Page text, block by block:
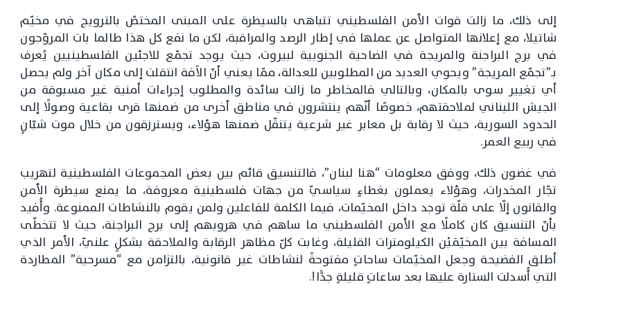
إلى ذلك، ما زالت قوات الأمن الفلسطيني تتباهى بالسيطرة على المبنى المختصّ بالترويج في مخيّم
شاتيلا، مع إعلانها المتواصل عن عملها في إطار الرصد والمراقبة، لكن ما نفع كل هذا طالما بات المروّجون
في برج البراجنة والمريجة في الضاحية الجنوبية لبيروت، حيث يوجد تجمّع للاجئين الفلسطينيين يُعرف
بـ”تجمّع المريجة” ويحوي العديد من المطلوبين للعدالة، ممّا يعني أنّ الآفة انتقلت إلى مكان آخر ولم يحصل
أي تغيير سوى بالمكان، وبالتالي فالمخاطر ما زالت سائدة والمطلوب إجراءات أمنية غير مسبوقة من
الجيش اللبناني لملاحقتهم، خصوصًا أنّهم ينتشرون في مناطق أخرى من ضمنها قرى بقاعية وصولًا إلى
الحدود السورية، حيث لا رقابة بل معابر غير شرعية يتنقّل ضمنها هؤلاء، ويسترزقون من خلال موت شبّانٍ
في ربيع العمر.
في غضون ذلك، ووفق معلومات “هنا لبنان”، فالتنسيق قائم بين بعض المجموعات الفلسطينية لتهريب
تجّار المخدرات، وهؤلاء يعملون بغطاءٍ سياسيّ من جهات فلسطينية معروفة، ما يمنع سيطرة الأمن
والقانون إلّا على قلّة توجد داخل المخيّمات، فيما الكلمة للفاعلين ولمن يقوم بالنشاطات الممنوعة. وأُفيد
بأنّ التنسيق كان كاملًا مع الأمن الفلسطيني ما ساهم في هروبهم إلى برج البراجنة، حيث لا تتخطّى
المسافة بين المخيّمَيْن الكيلومترات القليلة، وغابت كلّ مظاهر الرقابة والملاحقة بشكلٍ علنيّ، الأمر الذي
أطلق الفضيحة وجعل المخيّمات ساحاتٍ مفتوحةً لنشاطات غير قانونية، بالتزامن مع “مسرحية” المطاردة
التي أُسدلت الستارة عليها بعد ساعاتٍ قليلةٍ جدًّا!.